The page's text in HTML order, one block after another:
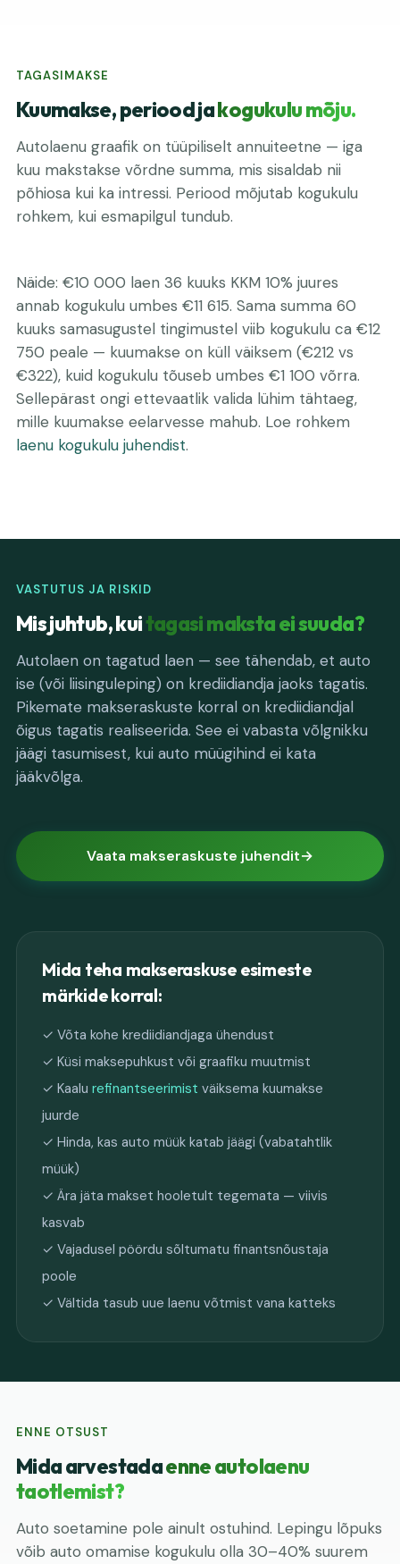
TAGASIMAKSE
Kuumakse, periood jakogukulu mõju.
Autolaenu graafik on tüüpiliselt annuiteetne — iga
kuu makstakse võrdne summa, mis sisaldab nii
põhiosa kui ka intressi. Periood mõjutab kogukulu
rohkem, kui esmapilgul tundub.
Näide: €10 000 laen 36 kuuks KKM 10% juures
annab kogukulu umbes €11 615. Sama summa 60
kuuks samasugustel tingimustel viib kogukulu ca €12
750 peale — kuumakse on küll väiksem (€212 vs
€322), kuid kogukulu tõuseb umbes €1 100 võrra.
Sellepärast ongi ettevaatlik valida lühim tähtaeg,
mille kuumakse eelarvesse mahub. Loe rohkem
laenu kogukulu juhendist.
VASTUTUS JA RISKID
Mis juhtub, kuitagasi maksta ei suuda?
Autolaen on tagatud laen — see tähendab, et auto
ise (või liisinguleping) on krediidiandja jaoks tagatis.
Pikemate makseraskuste korral on krediidiandjal
õigus tagatis realiseerida. See ei vabasta võlgnikku
jäägi tasumisest, kui auto müügihind ei kata
jääkvõlga.
Vaata makseraskuste juhendit
Mida teha makseraskuse esimeste
märkide korral:
✓ Võta kohe krediidiandjaga ühendust
✓ Küsi maksepuhkust või graafiku muutmist
✓ Kaalu refinantseerimist väiksema kuumakse
juurde
✓ Hinda, kas auto müük katab jäägi (vabatahtlik
müük)
✓ Ära jäta makset hooletult tegemata — viivis
kasvab
✓ Vajadusel pöördu sõltumatu finantsnõustaja
poole
✓ Vältida tasub uue laenu võtmist vana katteks
ENNE OTSUST
Mida arvestadaenne autolaenu
taotlemist?
Auto soetamine pole ainult ostuhind. Lepingu lõpuks
võib auto omamise kogukulu olla 30–40% suurem